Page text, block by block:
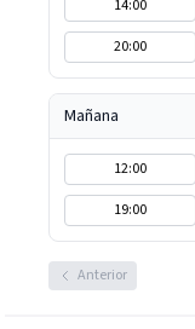
14:00
20:00
Mañana
12:00
19:00
Anterior